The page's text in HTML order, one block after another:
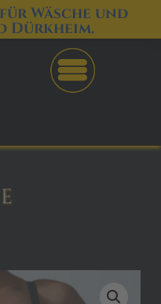
Wäsche und
Dürkheim.